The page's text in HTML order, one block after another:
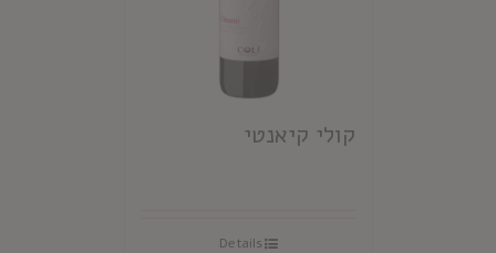
קולי קיאנטי
Details